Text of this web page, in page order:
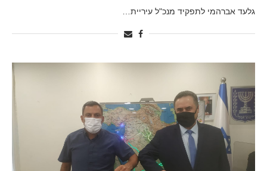
גלעד אברהמי לתפקיד מנכ"ל עיריית…